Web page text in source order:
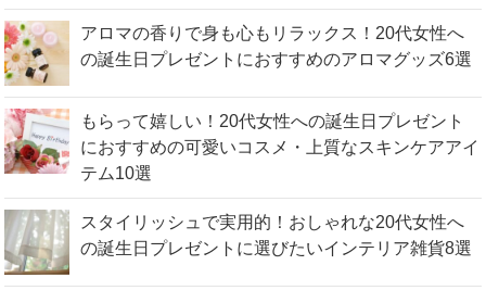
アロマの香りで身も心もリラックス！20代女性へ
の誕生日プレゼントにおすすめのアロマグッズ6選
もらって嬉しい！20代女性への誕生日プレゼント
におすすめの可愛いコスメ・上質なスキンケアアイ
テム10選
スタイリッシュで実用的！おしゃれな20代女性へ
の誕生日プレゼントに選びたいインテリア雑貨8選